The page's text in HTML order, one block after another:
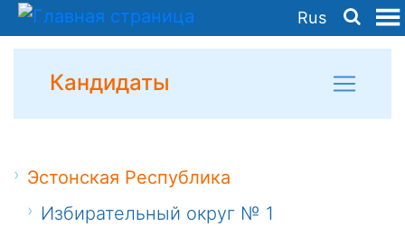
Rus
Кандидаты
Эстонская Республика
Избирательный округ № 1